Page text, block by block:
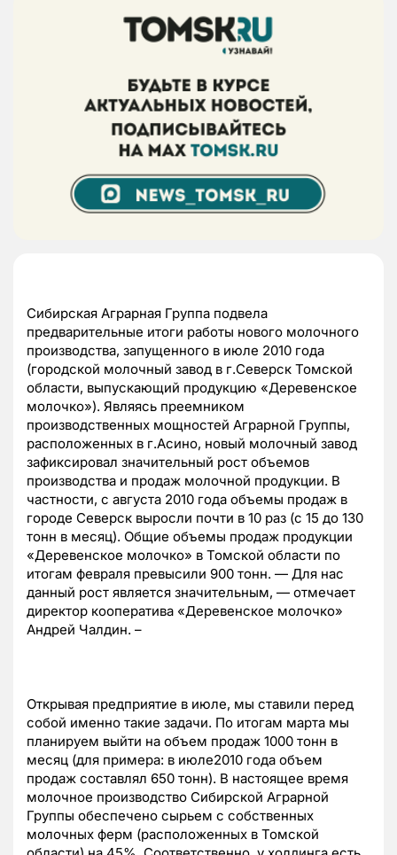
Сибирская Аграрная Группа подвела
предварительные итоги работы нового молочного
производства, запущенного в июле 2010 года
(городской молочный завод в г.Северск Томской
области, выпускающий продукцию «Деревенское
молочко»). Являясь преемником
производственных мощностей Аграрной Группы,
расположенных в г.Асино, новый молочный завод
зафиксировал значительный рост объемов
производства и продаж молочной продукции. В
частности, с августа 2010 года объемы продаж в
городе Северск выросли почти в 10 раз (с 15 до 130
тонн в месяц). Общие объемы продаж продукции
«Деревенское молочко» в Томской области по
итогам февраля превысили 900 тонн. — Для нас
данный рост является значительным, — отмечает
директор кооператива «Деревенское молочко»
Андрей Чалдин. –
Открывая предприятие в июле, мы ставили перед
собой именно такие задачи. По итогам марта мы
планируем выйти на объем продаж 1000 тонн в
месяц (для примера: в июле2010 года объем
продаж составлял 650 тонн). В настоящее время
молочное производство Сибирской Аграрной
Группы обеспечено сырьем с собственных
молочных ферм (расположенных в Томской